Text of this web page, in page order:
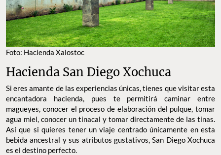
Hacienda San Diego Xochuca
Si eres amante de las experiencias únicas, tienes que visitar esta
encantadora hacienda, pues te permitirá caminar entre
magueyes, conocer el proceso de elaboración del pulque, tomar
agua miel, conocer un tinacal y tomar directamente de las tinas.
Así que si quieres tener un viaje centrado únicamente en esta
bebida ancestral y sus atributos gustativos, San Diego Xochuca